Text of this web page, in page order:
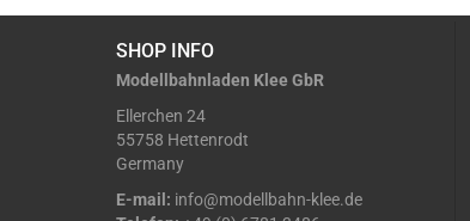
SHOP INFO
Modellbahnladen Klee GbR
Ellerchen 24
55758 Hettenrodt
Germany
E-mail: info@modellbahn-klee.de